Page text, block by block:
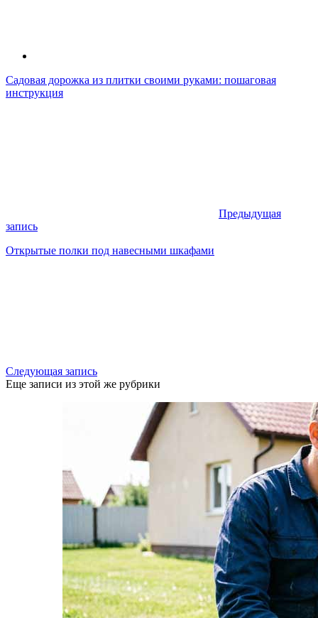
Садовая дорожка из плитки своими руками: пошаговая
инструкция
Предыдущая
запись
Открытые полки под навесными шкафами
Следующая запись
Еще записи из этой же рубрики